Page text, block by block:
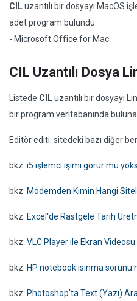
CILuzantılı bir dosyayı MacOS
adet program bulundu:
- Microsoft Office for Mac
CIL Uzantılı Dosya
Listede CILuzantılı bir dosyayı
bir program veritabanında
Editör editi: sitedeki bazı diğer
bkz: i5 işlemci işimi görür mü
bkz: Modemden Kimin Hangi
bkz: Excel'de Rastgele Tarih
bkz: VLC Player ile Ekran
bkz: HP notebook ısınma sorunu
bkz: Photoshop'ta Text (Yazı)